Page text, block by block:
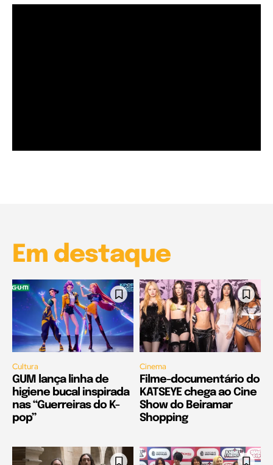
Em destaque
Cultura
GUM lança linha de
higiene bucal inspirada
nas “Guerreiras do K-
pop”
Cinema
Filme-documentário do
KATSEYE chega ao Cine
Show do Beiramar
Shopping